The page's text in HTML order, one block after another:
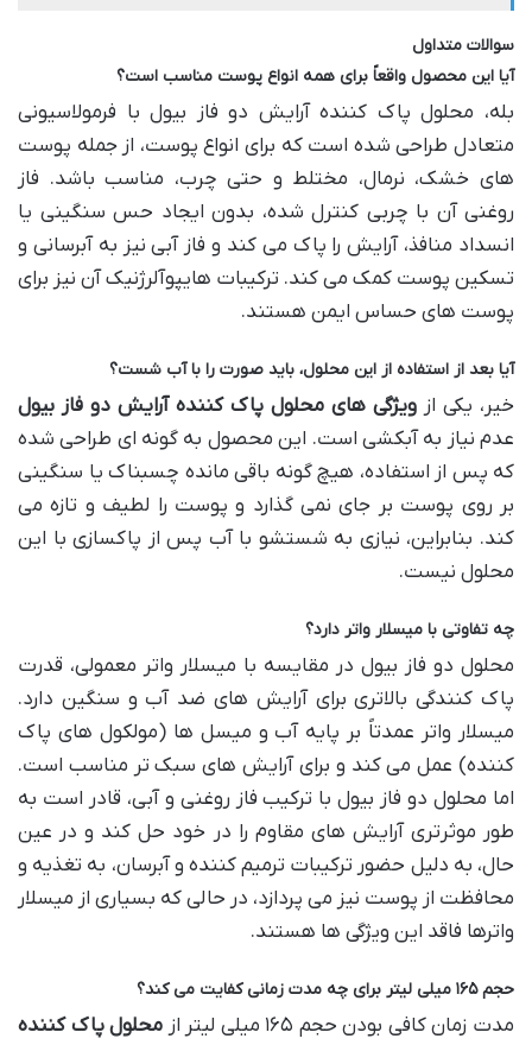
سوالات متداول
آیا این محصول واقعاً برای همه انواع پوست مناسب است؟
بله، محلول پاک کننده آرایش دو فاز بیول با فرمولاسیونی
متعادل طراحی شده است که برای انواع پوست، از جمله پوست
های خشک، نرمال، مختلط و حتی چرب، مناسب باشد. فاز
روغنی آن با چربی کنترل شده، بدون ایجاد حس سنگینی یا
انسداد منافذ، آرایش را پاک می کند و فاز آبی نیز به آبرسانی و
تسکین پوست کمک می کند. ترکیبات هایپوآلرژنیک آن نیز برای
پوست های حساس ایمن هستند.
آیا بعد از استفاده از این محلول، باید صورت را با آب شست؟
خیر، یکی از ویژگی های محلول پاک کننده آرایش دو فاز بیول
عدم نیاز به آبکشی است. این محصول به گونه ای طراحی شده
که پس از استفاده، هیچ گونه باقی مانده چسبناک یا سنگینی
بر روی پوست بر جای نمی گذارد و پوست را لطیف و تازه می
کند. بنابراین، نیازی به شستشو با آب پس از پاکسازی با این
محلول نیست.
چه تفاوتی با میسلار واتر دارد؟
محلول دو فاز بیول در مقایسه با میسلار واتر معمولی، قدرت
پاک کنندگی بالاتری برای آرایش های ضد آب و سنگین دارد.
میسلار واتر عمدتاً بر پایه آب و میسل ها (مولکول های پاک
کننده) عمل می کند و برای آرایش های سبک تر مناسب است.
اما محلول دو فاز بیول با ترکیب فاز روغنی و آبی، قادر است به
طور موثرتری آرایش های مقاوم را در خود حل کند و در عین
حال، به دلیل حضور ترکیبات ترمیم کننده و آبرسان، به تغذیه و
محافظت از پوست نیز می پردازد، در حالی که بسیاری از میسلار
واترها فاقد این ویژگی ها هستند.
حجم ۱۶۵ میلی لیتر برای چه مدت زمانی کفایت می کند؟
مدت زمان کافی بودن حجم ۱۶۵ میلی لیتر از
محلول پاک کننده